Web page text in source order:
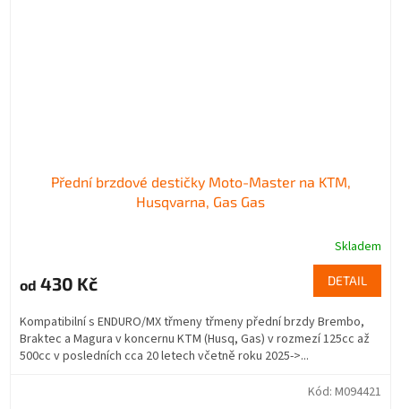
Přední brzdové destičky Moto-Master na KTM,
Husqvarna, Gas Gas
Skladem
od 430 Kč DETAIL
Kompatibilní s ENDURO/MX třmeny třmeny přední brzdy Brembo,
Braktec a Magura v koncernu KTM (Husq, Gas) v rozmezí 125cc až
500cc v posledních cca 20 letech včetně roku 2025->...
Kód: M094421